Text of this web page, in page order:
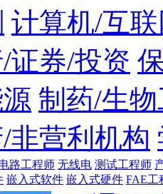
计算机/互
证券/投资
制药/生
非营利机构
路工程师 无线电 测试工程师
嵌入式软件 嵌入式硬件 FAE工